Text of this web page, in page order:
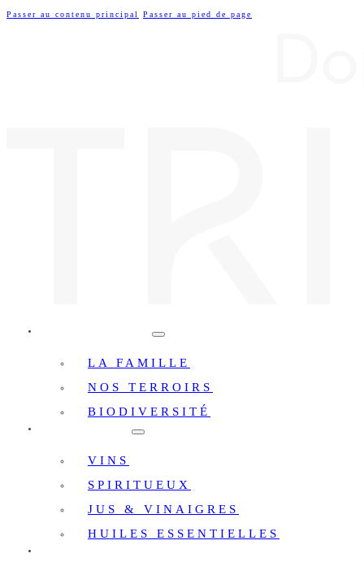
Passer au contenu principal Passer au pied de page
LA FAMILLE
NOS TERROIRS
BIODIVERSITÉ
VINS
SPIRITUEUX
JUS & VINAIGRES
HUILES ESSENTIELLES